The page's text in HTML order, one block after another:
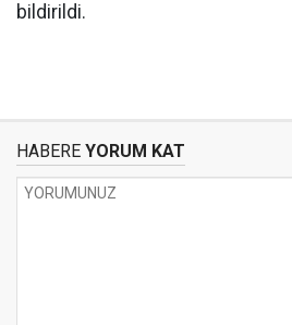
bildirildi.
HABERE YORUM KAT